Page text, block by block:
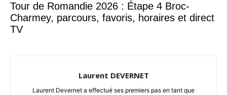
Tour de Romandie 2026 : Étape 4 Broc-
Charmey, parcours, favoris, horaires et direct
TV
Laurent DEVERNET
Laurent Devernet a effectué ses premiers pas en tant que